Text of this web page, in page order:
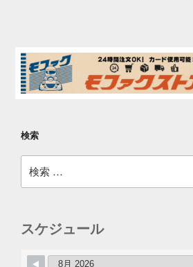
ン
検索
索:
スケジュール